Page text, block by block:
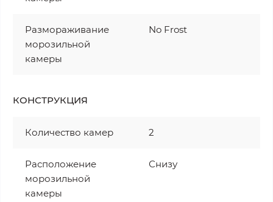
Размораживание
морозильной
камеры
No Frost
КОНСТРУКЦИЯ
Количество камер 2
Расположение
морозильной
камеры
Снизу